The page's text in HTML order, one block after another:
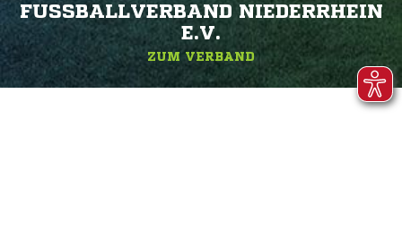
FUSSBALLVERBAND NIEDERRHEIN E
.V.
ZUM VERBAND